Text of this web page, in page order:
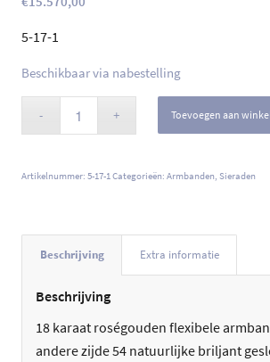
5-17-1
Beschikbaar via nabestelling
Toevoegen aan
Artikelnummer:5-17-1 Categorieën:Armbanden ,Sieraden
Beschrijving Extra informatie
Beschrijving
18 karaat roségouden flexibele
andere zijde 54 natuurlijke briljant